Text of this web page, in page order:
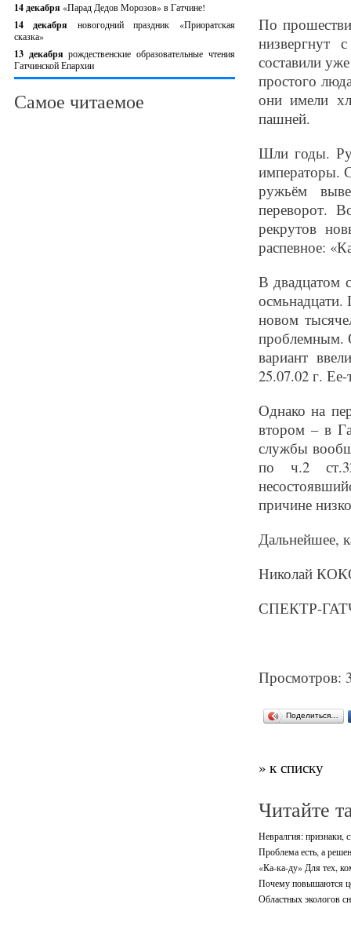
14 декабря «Парад Дедов Морозов» в Гатчине!
14 декабря новогодний праздник «Приоратская
сказка»
13 декабрярождественские образовательные чтения
Гатчинской Епархии
Самое читаемое
По
низвергнут
составили
простого
они имели
пашней.
Шли годы.
императоры.
ружьём
переворот.
рекрутов
распевное:
В двадцатом
осмьнадцати.
новом
проблемным.
вариант
25.07.02 г.
Однако на
втором – в
службы
по ч.2
причине
Дальнейшее,
Николай
СПЕКТР-
Просмотров:
Поделиться…
» к списку
Читайте
Невралгия: признаки,
Проблема есть, а
«Ка-ка-ду» Для тех,
Почему повышаются
Областных экологов